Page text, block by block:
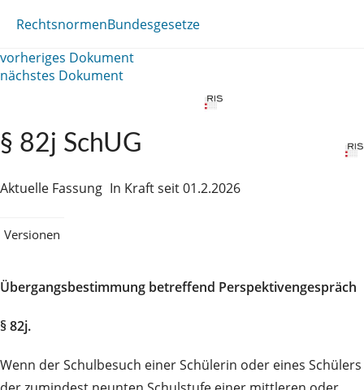
RechtsnormenBundesgesetze
vorheriges Dokument
nächstes Dokument
§ 82j SchUG
Aktuelle Fassung In Kraft seit 01.2.2026
Versionen
Übergangsbestimmung betreffend Perspektivengespräch
§ 82j.
Wenn der Schulbesuch einer Schülerin oder eines Schülers